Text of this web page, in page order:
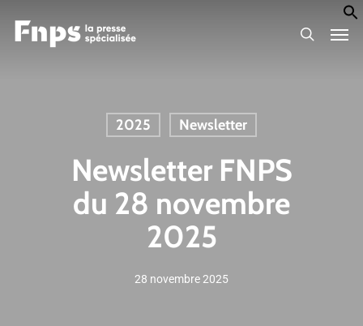
search
2025 Newsletter
Newsletter FNPS
du 28 novembre
2025
28 novembre 2025